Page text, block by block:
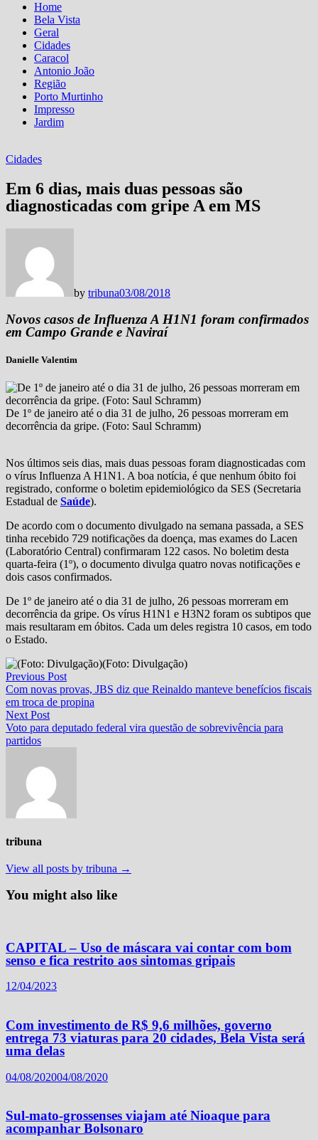
Home
Bela Vista
Geral
Cidades
Caracol
Antonio João
Região
Porto Murtinho
Impresso
Jardim
Cidades
Em 6 dias, mais duas pessoas são
diagnosticadas com gripe A em MS
by tribuna03/08/2018
Novos casos de Influenza A H1N1 foram confirmados
em Campo Grande e Naviraí
Danielle Valentim
De 1º de janeiro até o dia 31 de julho, 26 pessoas morreram em
decorrência da gripe. (Foto: Saul Schramm)
Nos últimos seis dias, mais duas pessoas foram diagnosticadas com
o vírus Influenza A H1N1. A boa notícia, é que nenhum óbito foi
registrado, conforme o boletim epidemiológico da SES (Secretaria
Estadual de Saúde).
De acordo com o documento divulgado na semana passada, a SES
tinha recebido 729 notificações da doença, mas exames do Lacen
(Laboratório Central) confirmaram 122 casos. No boletim desta
quarta-feira (1º), o documento divulga quatro novas notificações e
dois casos confirmados.
De 1º de janeiro até o dia 31 de julho, 26 pessoas morreram em
decorrência da gripe. Os vírus H1N1 e H3N2 foram os subtipos que
mais resultaram em óbitos. Cada um deles registra 10 casos, em todo
o Estado.
(Foto: Divulgação)
Navegação
de
Post
Previous PostPrevious
post:
Com novas provas, JBS diz que Reinaldo manteve benefícios fiscais
em troca de propina
Next PostNext
post:
Voto para deputado federal vira questão de sobrevivência para
partidos
tribuna
View all posts by tribuna →
You might also like
CAPITAL – Uso de máscara vai contar com bom
senso e fica restrito aos sintomas gripais
12/04/2023
Com investimento de R$ 9,6 milhões, governo
entrega 73 viaturas para 20 cidades, Bela Vista será
uma delas
04/08/202004/08/2020
Sul-mato-grossenses viajam até Nioaque para
acompanhar Bolsonaro